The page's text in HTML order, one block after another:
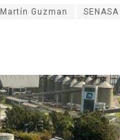
Martín Guzman SENASA